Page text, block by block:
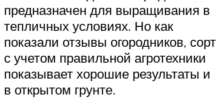
предназначен для выращивания в
тепличных условиях. Но как
показали отзывы огородников, сорт
с учетом правильной агротехники
показывает хорошие результаты и
в открытом грунте.